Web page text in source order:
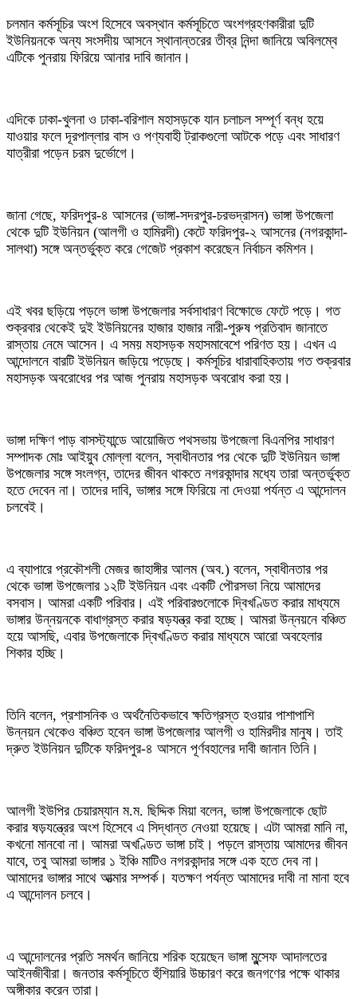
চলমান কর্মসূচির অংশ হিসেবে অবস্থান কর্মসূচিতে অংশগ্রহণকারীরা দুটি
ইউনিয়নকে অন্য সংসদীয় আসনে স্থানান্তরের তীব্র নিন্দা জানিয়ে অবিলম্বে
এটিকে পুনরায় ফিরিয়ে আনার দাবি জানান।
এদিকে ঢাকা-খুলনা ও ঢাকা-বরিশাল মহাসড়কে যান চলাচল সম্পূর্ণ বন্ধ হয়ে
যাওয়ার ফলে দূরপাল্লার বাস ও পণ্যবাহী ট্রাকগুলো আটকে পড়ে এবং সাধারণ
যাত্রীরা পড়েন চরম দুর্ভোগে।
জানা গেছে, ফরিদপুর-৪ আসনের (ভাঙ্গা-সদরপুর-চরভদ্রাসন) ভাঙ্গা উপজেলা
থেকে দুটি ইউনিয়ন (আলগী ও হামিরদী) কেটে ফরিদপুর-২ আসনের (নগরকান্দা-
সালথা) সঙ্গে অন্তর্ভুক্ত করে গেজেট প্রকাশ করেছেন নির্বাচন কমিশন।
এই খবর ছড়িয়ে পড়লে ভাঙ্গা উপজেলার সর্বসাধারণ বিক্ষোভে ফেটে পড়ে। গত
শুক্রবার থেকেই দুই ইউনিয়নের হাজার হাজার নারী-পুরুষ প্রতিবাদ জানাতে
রাস্তায় নেমে আসেন। এ সময় মহাসড়ক মহাসমাবেশে পরিণত হয়। এখন এ
আন্দোলনে বারটি ইউনিয়ন জড়িয়ে পড়েছে। কর্মসূচির ধারাবাহিকতায় গত শুক্রবার
মহাসড়ক অবরোধের পর আজ পুনরায় মহাসড়ক অবরোধ করা হয়।
ভাঙ্গা দক্ষিণ পাড় বাসস্ট্যান্ডে আয়োজিত পথসভায় উপজেলা বিএনপির সাধারণ
সম্পাদক মোঃ আইয়ুব মোল্লা বলেন, স্বাধীনতার পর থেকে দুটি ইউনিয়ন ভাঙ্গা
উপজেলার সঙ্গে সংলগ্ন, তাদের জীবন থাকতে নগরকান্দার মধ্যে তারা অন্তর্ভুক্ত
হতে দেবেন না। তাদের দাবি, ভাঙ্গার সঙ্গে ফিরিয়ে না দেওয়া পর্যন্ত এ আন্দোলন
চলবেই।
এ ব্যাপারে প্রকৌশলী মেজর জাহাঙ্গীর আলম (অব.) বলেন, স্বাধীনতার পর
থেকে ভাঙ্গা উপজেলার ১২টি ইউনিয়ন এবং একটি পৌরসভা নিয়ে আমাদের
বসবাস। আমরা একটি পরিবার। এই পরিবারগুলোকে দ্বিখণ্ডিত করার মাধ্যমে
ভাঙ্গার উন্নয়নকে বাধাগ্রস্ত করার ষড়যন্ত্র করা হচ্ছে। আমরা উন্নয়নে বঞ্চিত
হয়ে আসছি, এবার উপজেলাকে দ্বিখণ্ডিত করার মাধ্যমে আরো অবহেলার
শিকার হচ্ছি।
তিনি বলেন, প্রশাসনিক ও অর্থনৈতিকভাবে ক্ষতিগ্রস্ত হওয়ার পাশাপাশি
উন্নয়ন থেকেও বঞ্চিত হবেন ভাঙ্গা উপজেলার আলগী ও হামিরদীর মানুষ। তাই
দ্রুত ইউনিয়ন দুটিকে ফরিদপুর-৪ আসনে পূর্ণবহালের দাবী জানান তিনি।
আলগী ইউপির চেয়ারম্যান ম.ম. ছিদ্দিক মিয়া বলেন, ভাঙ্গা উপজেলাকে ছোট
করার ষড়যন্ত্রের অংশ হিসেবে এ সিদ্ধান্ত নেওয়া হয়েছে। এটা আমরা মানি না,
কখনো মানবো না। আমরা অখণ্ডিত ভাঙ্গা চাই। পড়লে রাস্তায় আমাদের জীবন
যাবে, তবু আমরা ভাঙ্গার ১ ইঞ্চি মাটিও নগরকান্দার সঙ্গে এক হতে দেব না।
আমাদের ভাঙ্গার সাথে আত্মার সম্পর্ক। যতক্ষণ পর্যন্ত আমাদের দাবী না মানা হবে
এ আন্দোলন চলবে।
এ আন্দোলনের প্রতি সমর্থন জানিয়ে শরিক হয়েছেন ভাঙ্গা মুন্সেফ আদালতের
আইনজীবীরা। জনতার কর্মসূচিতে হুঁশিয়ারি উচ্চারণ করে জনগণের পক্ষে থাকার
অঙ্গীকার করেন তারা।